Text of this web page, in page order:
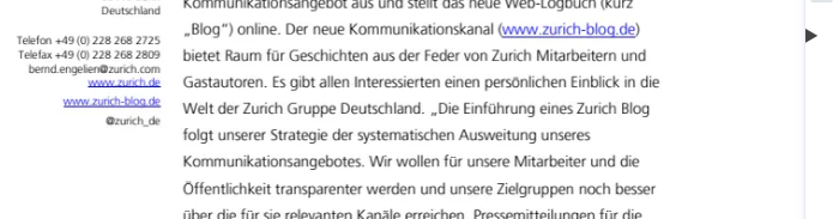
Gruppe Deutschland
media@zurich.de +49 (0)221 7715 8000